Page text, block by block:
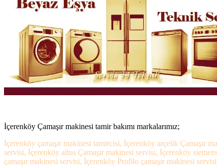
İçerenköy Çamaşır makinesi tamir bakımı markalarımız;
İçerenköy çamaşır makinesi tamircisi, İçerenköy arçelik Çamaşır
servisi, İçerenköy altus Çamaşır makinesi servisi, İçerenköy
çamaşır makinesi servisi, İçerenköy Profilo çamaşır makinesi